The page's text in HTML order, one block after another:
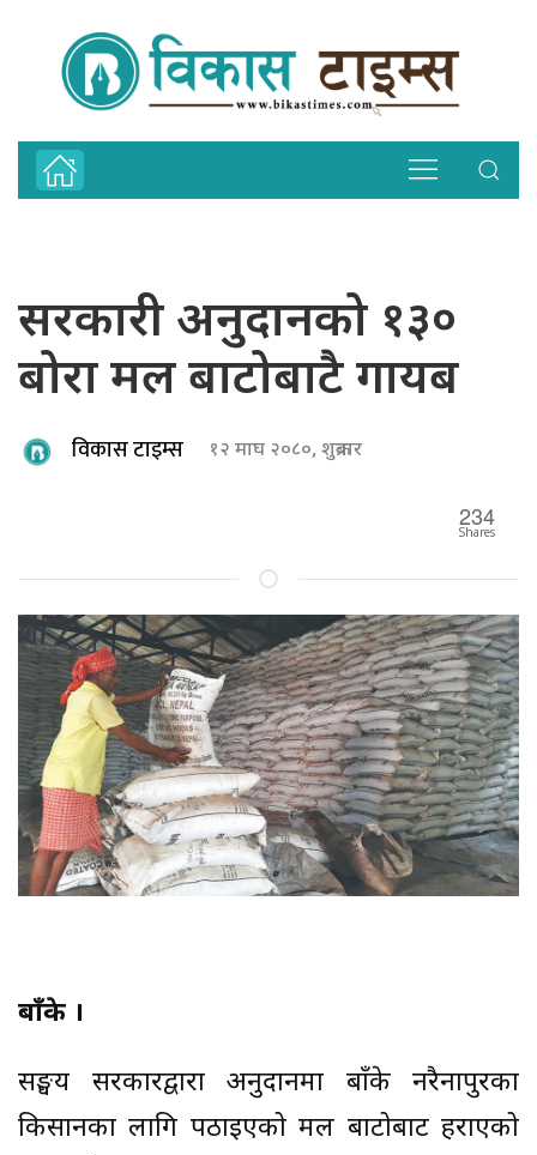
सरकारी अनुदानको १३०
बोरा मल बाटोबाटै गायब
विकास टाइम्स १२ माघ २०८०, शुक्रबार
234
Shares
बाँके ।
सङ्घीय सरकारद्वारा अनुदानमा बाँके नरैनापुरका
किसानका लागि पठाइएको मल बाटोबाट हराएको